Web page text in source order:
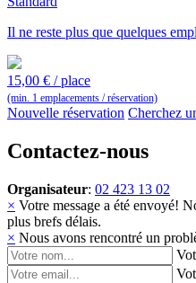
rue L. Dopéréstraat
Rue du Saule / Wilgstraat
Rue Stanislas
Legrellestraat
rue Gillebertusstraat
Il ne reste plus que quelques
15,00 € / place
(min. 1 emplacements / réservation)
Nouvelle réservation Cherchez
Contactez-nous
Organisateur: 02 423 13 02
× Votre message a été envoyé!
plus brefs délais.
× Nous avons rencontré un